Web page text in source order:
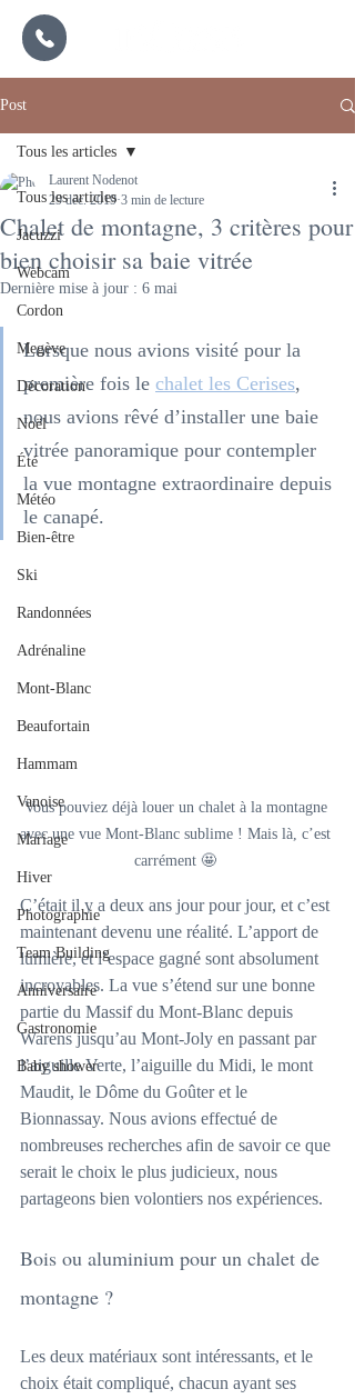
Post
Tous les articles
Jacuzzi
Webcam
Cordon
Megève
Décoration
Noël
Été
Météo
Bien-être
Ski
Randonnées
Adrénaline
Mont-Blanc
Beaufortain
Hammam
Vanoise
Mariage
Hiver
Photographie
Team Building
Anniversaire
Gastronomie
Baby shower
Tous les articles
Chalet de montagne, 3 critères pour
bien choisir sa baie vitrée
Laurent Nodenot
29 déc. 2019 3 min de lecture
Dernière mise à jour : 6 mai
Lorsque nous avions visité pour la
première fois le chalet les Cerises,
nous avions rêvé d’installer une baie
vitrée panoramique pour contempler
la vue montagne extraordinaire depuis
le canapé.
Vous pouviez déjà louer un chalet à la montagne
avec une vue Mont-Blanc sublime ! Mais là, c’est
carrément 🤩
C’était il y a deux ans jour pour jour, et c’est
maintenant devenu une réalité. L’apport de
lumière, et l’espace gagné sont absolument
incroyables. La vue s’étend sur une bonne
partie du Massif du Mont-Blanc depuis
Warens jusqu’au Mont-Joly en passant par
l’aiguille Verte, l’aiguille du Midi, le mont
Maudit, le Dôme du Goûter et le
Bionnassay. Nous avions effectué de
nombreuses recherches afin de savoir ce que
serait le choix le plus judicieux, nous
partageons bien volontiers nos expériences.
Bois ou aluminium pour un chalet de
montagne ?
Les deux matériaux sont intéressants, et le
choix était compliqué, chacun ayant ses